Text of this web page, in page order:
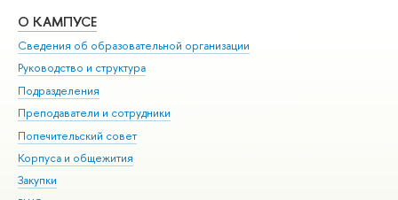
О КАМПУСЕ
Сведения об образовательной организации
Руководство и структура
Подразделения
Преподаватели и сотрудники
Попечительский совет
Корпуса и общежития
Закупки